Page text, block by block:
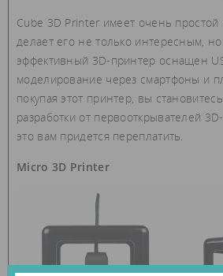
Cube 3D Printer имеет очень простой
делает его не только интересным,
эффективный 3D-принтер оснащен
моделирование через смартфоны и
покупая этот принтер, вы
разработки от первооткрывателей
это вам придется переплатить.
Micro 3D Printer